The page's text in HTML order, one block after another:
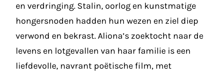
en verdringing. Stalin, oorlog en kunstmatige
hongersnoden hadden hun wezen en ziel diep
verwond en bekrast. Aliona’s zoektocht naar de
levens en lotgevallen van haar familie is een
liefdevolle, navrant poëtische film, met